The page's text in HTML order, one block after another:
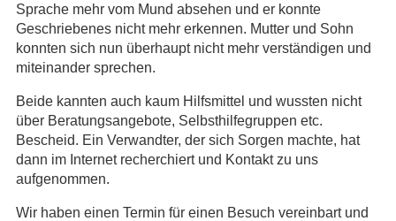
Sprache mehr vom Mund absehen und er konnte
Geschriebenes nicht mehr erkennen. Mutter und Sohn
konnten sich nun überhaupt nicht mehr verständigen und
miteinander sprechen.
Beide kannten auch kaum Hilfsmittel und wussten nicht
über Beratungsangebote, Selbsthilfegruppen etc.
Bescheid. Ein Verwandter, der sich Sorgen machte, hat
dann im Internet recherchiert und Kontakt zu uns
aufgenommen.
Wir haben einen Termin für einen Besuch vereinbart und